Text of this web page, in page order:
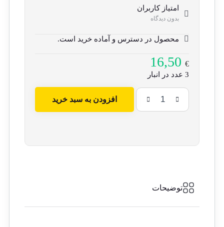
امتیاز کاربران
بدون دیدگاه
محصول در دسترس و آماده خرید است.
16,50€
3 عدد در انبار
آخرین
دختر
افزودن به سبد خرید
توضیحات